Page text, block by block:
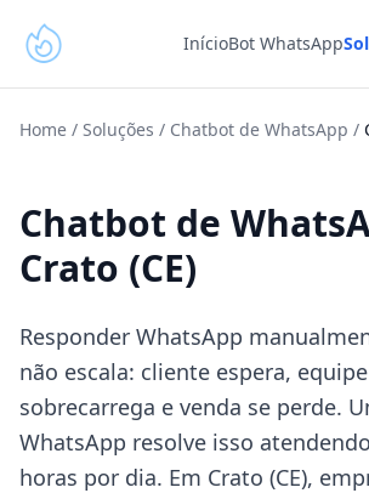
InícioBot WhatsApp
Home / Soluções / Chatbot de WhatsApp /
Chatbot de
Crato (CE)
Responder WhatsApp
não escala: cliente espera,
sobrecarrega e venda se perde.
WhatsApp resolve isso
horas por dia. Em Crato (CE),